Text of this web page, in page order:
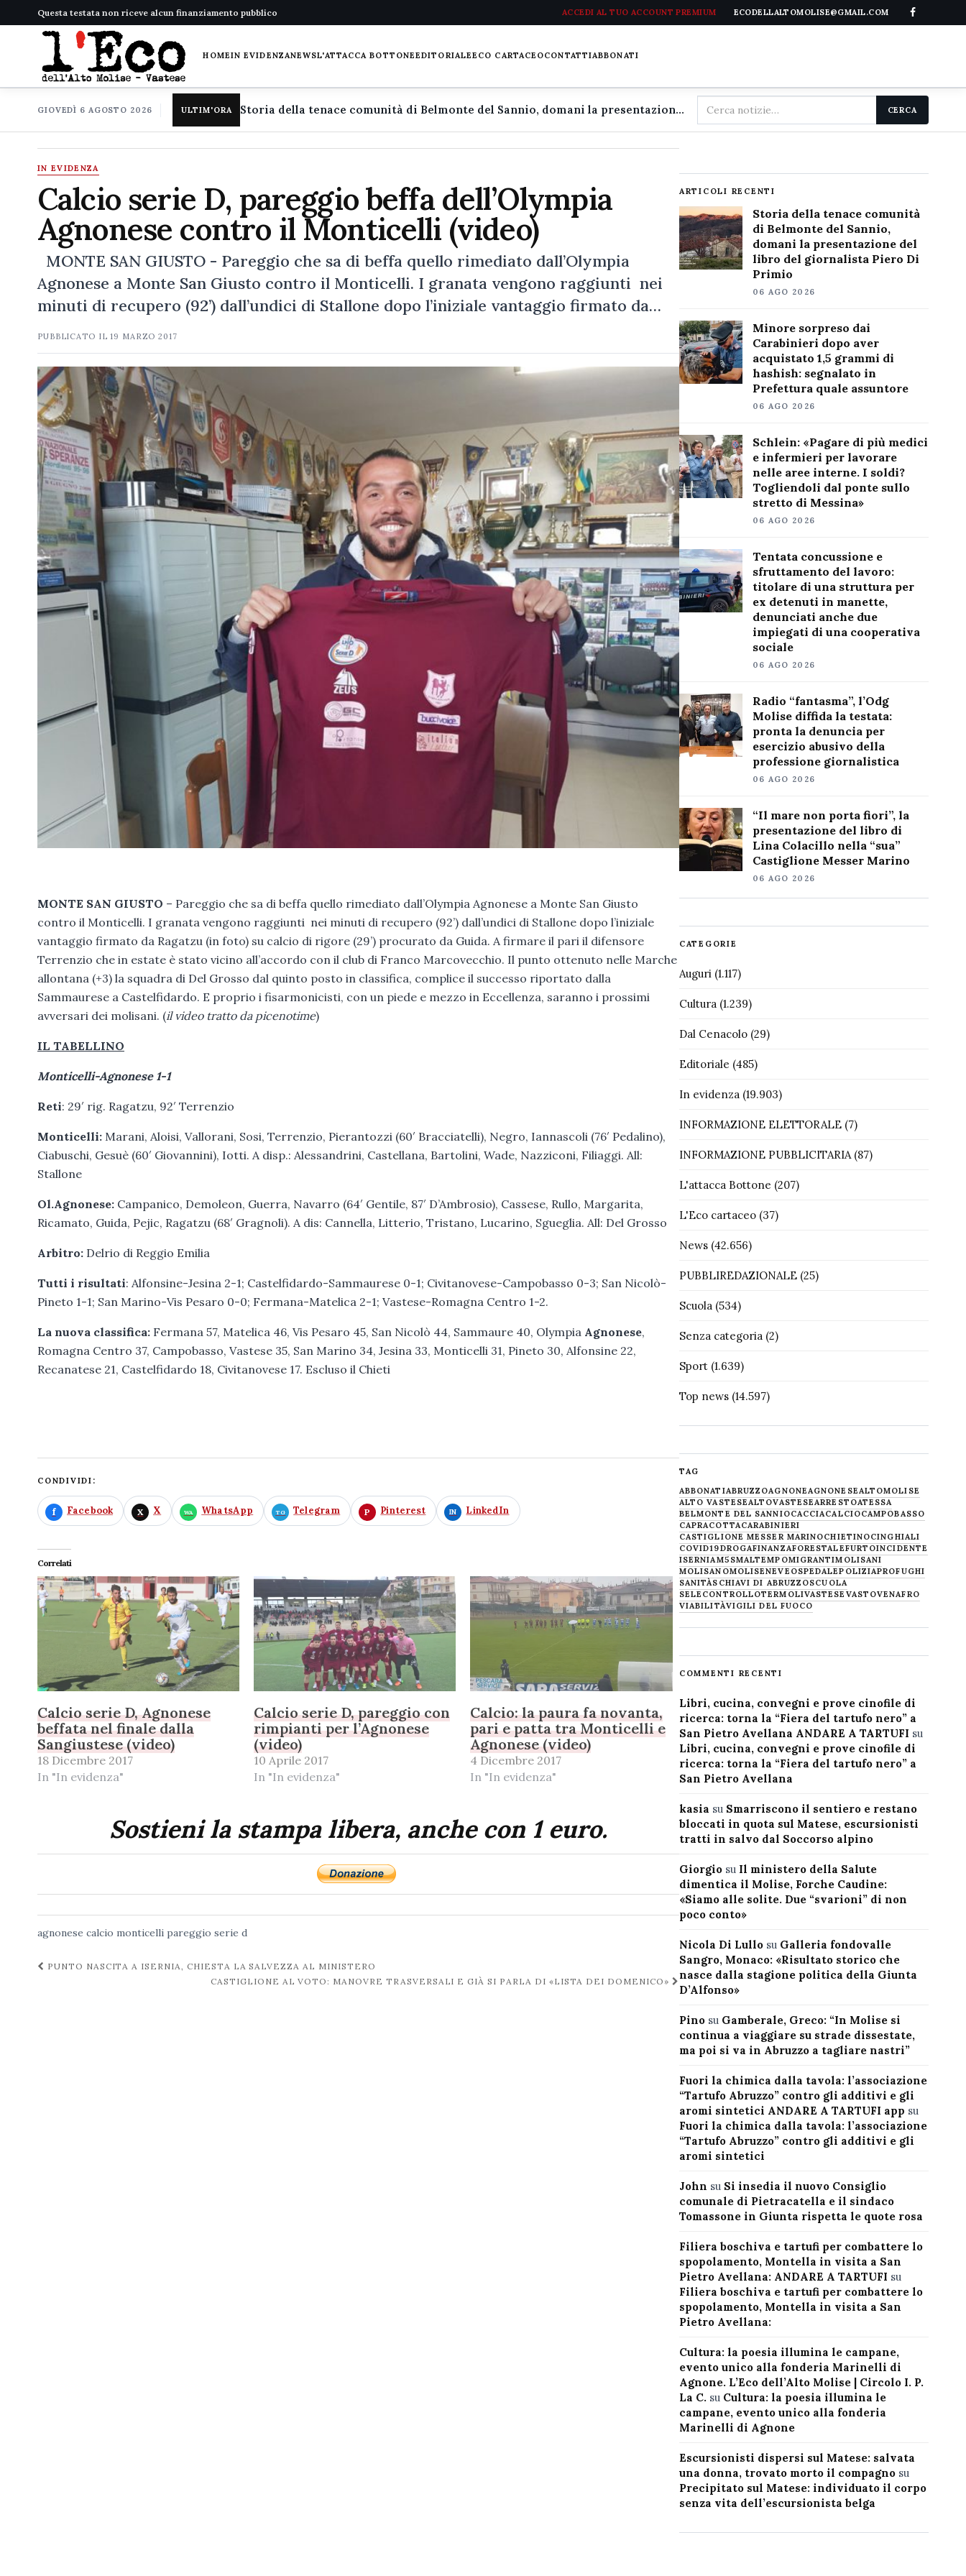
Questa testata non riceve alcun finanziamento pubblico ACCEDI AL TUO ACCOUNT PREMIUM ECODELLALTOMOLISE@GMAIL.COM
HOMEIN EVIDENZANEWSL'ATTACCA BOTTONEEDITORIALEECO CARTACEOCONTATTIABBONATI
GIOVEDÌ 6 AGOSTO 2026 ULTIM'ORA Storia della tenace comunità di Belmonte del Sannio, domani la presentazione del libro del giornalista Piero Di Primio
Cerca
nel
CERCA
IN EVIDENZA
Calcio serie D, pareggio beffa dell’Olympia
Agnonese contro il Monticelli (video)
MONTE SAN GIUSTO - Pareggio che sa di beffa quello rimediato dall’Olympia
Agnonese a Monte San Giusto contro il Monticelli. I granata vengono raggiunti nei
minuti di recupero (92’) dall’undici di Stallone dopo l’iniziale vantaggio firmato da…
PUBBLICATO IL19 MARZO 2017
MONTE SAN GIUSTO – Pareggio che sa di beffa quello rimediato dall’Olympia Agnonese a Monte San Giusto
contro il Monticelli. I granata vengono raggiunti nei minuti di recupero (92’) dall’undici di Stallone dopo l’iniziale
vantaggio firmato da Ragatzu (in foto) su calcio di rigore (29’) procurato da Guida. A firmare il pari il difensore
Terrenzio che in estate è stato vicino all’accordo con il club di Franco Marcovecchio. Il punto ottenuto nelle Marche
allontana (+3) la squadra di Del Grosso dal quinto posto in classifica, complice il successo riportato dalla
Sammaurese a Castelfidardo. E proprio i fisarmonicisti, con un piede e mezzo in Eccellenza, saranno i prossimi
avversari dei molisani. (il video tratto da picenotime)
IL TABELLINO
Monticelli-Agnonese 1-1
Reti: 29′ rig. Ragatzu, 92′ Terrenzio
Monticelli: Marani, Aloisi, Vallorani, Sosi, Terrenzio, Pierantozzi (60′ Bracciatelli), Negro, Iannascoli (76′ Pedalino),
Ciabuschi, Gesuè (60′ Giovannini), Iotti. A disp.: Alessandrini, Castellana, Bartolini, Wade, Nazziconi, Filiaggi. All:
Stallone
Ol.Agnonese: Campanico, Demoleon, Guerra, Navarro (64′ Gentile, 87′ D’Ambrosio), Cassese, Rullo, Margarita,
Ricamato, Guida, Pejic, Ragatzu (68′ Gragnoli). A dis: Cannella, Litterio, Tristano, Lucarino, Sgueglia. All: Del Grosso
Arbitro: Delrio di Reggio Emilia
Tutti i risultati: Alfonsine-Jesina 2-1; Castelfidardo-Sammaurese 0-1; Civitanovese-Campobasso 0-3; San Nicolò-
Pineto 1-1; San Marino-Vis Pesaro 0-0; Fermana-Matelica 2-1; Vastese-Romagna Centro 1-2.
La nuova classifica: Fermana 57, Matelica 46, Vis Pesaro 45, San Nicolò 44, Sammaure 40, Olympia Agnonese,
Romagna Centro 37, Campobasso, Vastese 35, San Marino 34, Jesina 33, Monticelli 31, Pineto 30, Alfonsine 22,
Recanatese 21, Castelfidardo 18, Civitanovese 17. Escluso il Chieti
CONDIVIDI:
Facebook X WhatsApp Telegram Pinterest LinkedIn
Correlati
Calcio serie D, Agnonese
beffata nel finale dalla
Sangiustese (video)
18 Dicembre 2017
In "In evidenza"
Calcio serie D, pareggio con
rimpianti per l’Agnonese
(video)
10 Aprile 2017
In "In evidenza"
Calcio: la paura fa novanta,
pari e patta tra Monticelli e
Agnonese (video)
4 Dicembre 2017
In "In evidenza"
Sostieni la stampa libera, anche con 1 euro.
agnonese calcio monticelli pareggio serie d
Navigazione
PUNTO NASCITA A ISERNIA, CHIESTA LA SALVEZZA AL MINISTERO
CASTIGLIONE AL VOTO: MANOVRE TRASVERSALI E GIÀ SI PARLA DI «LISTA DEI DOMENICO»
ARTICOLI RECENTI
Storia della tenace comunità
di Belmonte del Sannio,
domani la presentazione del
libro del giornalista Piero Di
Primio
06 AGO 2026
Minore sorpreso dai
Carabinieri dopo aver
acquistato 1,5 grammi di
hashish: segnalato in
Prefettura quale assuntore
06 AGO 2026
Schlein: «Pagare di più medici
e infermieri per lavorare
nelle aree interne. I soldi?
Togliendoli dal ponte sullo
stretto di Messina»
06 AGO 2026
Tentata concussione e
sfruttamento del lavoro:
titolare di una struttura per
ex detenuti in manette,
denunciati anche due
impiegati di una cooperativa
sociale
06 AGO 2026
Radio “fantasma”, l’Odg
Molise diffida la testata:
pronta la denuncia per
esercizio abusivo della
professione giornalistica
06 AGO 2026
“Il mare non porta fiori”, la
presentazione del libro di
Lina Colacillo nella “sua”
Castiglione Messer Marino
06 AGO 2026
CATEGORIE
Auguri(1.117)
Cultura(1.239)
Dal Cenacolo(29)
Editoriale (485)
In evidenza(19.903)
INFORMAZIONE ELETTORALE(7)
INFORMAZIONE PUBBLICITARIA(87)
L'attacca Bottone (207)
L'Eco cartaceo(37)
News(42.656)
PUBBLIREDAZIONALE(25)
Scuola(534)
Senza categoria(2)
Sport(1.639)
Top news(14.597)
TAG
ABBONATIABRUZZOAGNONEAGNONESEALTOMOLISE
ALTO VASTESEALTOVASTESEARRESTOATESSA
BELMONTE DEL SANNIOCACCIACALCIOCAMPOBASSO
CAPRACOTTACARABINIERI
CASTIGLIONE MESSER MARINOCHIETINOCINGHIALI
COVID19DROGAFINANZAFORESTALEFURTOINCIDENTE
ISERNIAM5SMALTEMPOMIGRANTIMOLISANI
MOLISANOMOLISENEVE OSPEDALEPOLIZIAPROFUGHI
SANITÀSCHIAVI DI ABRUZZOSCUOLA
SELECONTROLLOTERMOLIVASTESE VASTOVENAFRO
VIABILITÀVIGILI DEL FUOCO
COMMENTI RECENTI
Libri, cucina, convegni e prove cinofile di
ricerca: torna la “Fiera del tartufo nero” a
San Pietro Avellana ANDARE A TARTUFI su
Libri, cucina, convegni e prove cinofile di
ricerca: torna la “Fiera del tartufo nero” a
San Pietro Avellana
kasia su Smarriscono il sentiero e restano
bloccati in quota sul Matese, escursionisti
tratti in salvo dal Soccorso alpino
Giorgiosu Il ministero della Salute
dimentica il Molise, Forche Caudine:
«Siamo alle solite. Due “svarioni” di non
poco conto»
Nicola Di Lullosu Galleria fondovalle
Sangro, Monaco: «Risultato storico che
nasce dalla stagione politica della Giunta
D’Alfonso»
Pinosu Gamberale, Greco: “In Molise si
continua a viaggiare su strade dissestate,
ma poi si va in Abruzzo a tagliare nastri”
Fuori la chimica dalla tavola: l’associazione
“Tartufo Abruzzo” contro gli additivi e gli
aromi sintetici ANDARE A TARTUFI app su
Fuori la chimica dalla tavola: l’associazione
“Tartufo Abruzzo” contro gli additivi e gli
aromi sintetici
John su Si insedia il nuovo Consiglio
comunale di Pietracatella e il sindaco
Tomassone in Giunta rispetta le quote rosa
Filiera boschiva e tartufi per combattere lo
spopolamento, Montella in visita a San
Pietro Avellana: ANDARE A TARTUFI su
Filiera boschiva e tartufi per combattere lo
spopolamento, Montella in visita a San
Pietro Avellana:
Cultura: la poesia illumina le campane,
evento unico alla fonderia Marinelli di
Agnone. L’Eco dell’Alto Molise | Circolo I. P.
La C. su Cultura: la poesia illumina le
campane, evento unico alla fonderia
Marinelli di Agnone
Escursionisti dispersi sul Matese: salvata
una donna, trovato morto il compagnosu
Precipitato sul Matese: individuato il corpo
senza vita dell’escursionista belga